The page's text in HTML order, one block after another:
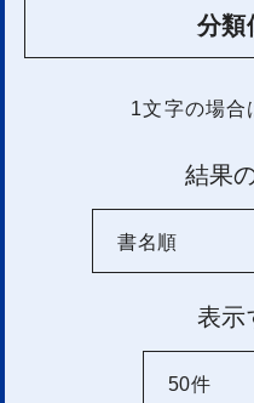
分類
1文字の場合
結果
表示